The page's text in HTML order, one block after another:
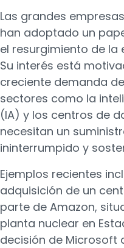
Las grandes
han adoptado un
el resurgimiento de la
Su interés está
creciente demanda
sectores como la
(IA) y los centros de
necesitan un
ininterrumpido y
Ejemplos recientes
adquisición de un
parte de Amazon,
planta nuclear en
decisión de Microsoft